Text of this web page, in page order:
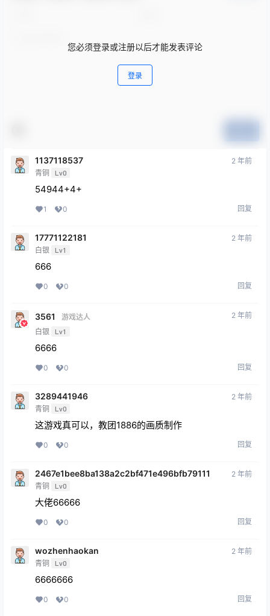
您必须登录或注册以后才能发表评论
登录
1137118537
青铜 Lv0
2 年前
54944+4+
1 0 回复
17771122181
白银 Lv1
2 年前
666
0 0 回复
3561
游戏达人
白银
Lv1
2 年前
6666
0 0 回复
3289441946
青铜 Lv0
2 年前
这游戏真可以，教团1886的画质制作
0 0 回复
2467e1bee8ba138a2c2bf471e496bfb79111
青铜 Lv0
2 年前
大佬66666
0 0 回复
wozhenhaokan
青铜 Lv0
2 年前
6666666
0 0 回复